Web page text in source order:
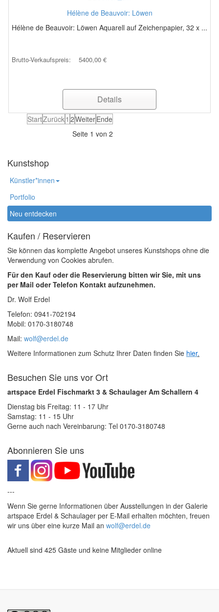
Hélène de Beauvoir: Löwen
Hélène de Beauvoir: Löwen Aquarell auf Zeichenpapier, 32 x ...
Brutto-Verkaufspreis: 5400,00 €
Details
StartZurück 1 2WeiterEnde
Seite 1 von 2
Kunstshop
Künstler*innen
Portfolio
Neu entdecken
Kaufen / Reservieren
Sie können das komplette Angebot unseres Kunstshops ohne die
Verwendung von Cookies abrufen.
Für den Kauf oder die Reservierung bitten wir Sie, mit uns
per Mail oder Telefon Kontakt aufzunehmen.
Dr. Wolf Erdel
Telefon: 0941-702194
Mobil: 0170-3180748
Mail: wolf@erdel.de
Weitere Informationen zum Schutz Ihrer Daten finden Sie hier.
Besuchen Sie uns vor Ort
artspace Erdel Fischmarkt 3 & Schaulager Am Schallern 4
Dienstag bis Freitag: 11 - 17 Uhr
Samstag: 11 - 15 Uhr
Gerne auch nach Vereinbarung: Tel 0170-3180748
Abonnieren Sie uns
---
Wenn Sie gerne Informationen über Ausstellungen in der Galerie
artspace Erdel & Schaulager per E-Mail erhalten möchten, freuen
wir uns über eine kurze Mail an wolf@erdel.de
Aktuell sind 425 Gäste und keine Mitglieder online